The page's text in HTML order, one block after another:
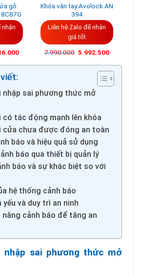
gỗ
nhận
Khóa vân tay Avolock AN
394
Liên hệ Zalo để nhận
giá tốt
7.990.000 Giá
là:
7.990.000VND.
5.992.500Giá
tại
là:
nhập sai phương thức mở
có tác động mạnh lên khóa
cửa chưa được đóng an toàn
báo và hiệu quả sử dụng
báo qua thiết bị quản lý
báo và sự khác biệt so với
hệ thống cảnh báo
yếu và duy trì an ninh
năng cảnh báo để tăng an
nhập sai phương thức mở